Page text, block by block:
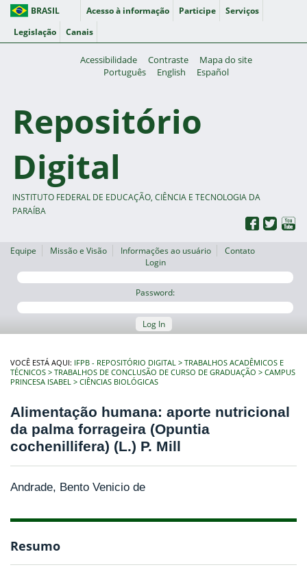
BRASIL Acesso à informação Participe
Serviços
Legislação
Canais
Acessibilidade Contraste
Mapa do site
Português
English Español
Repositório
Digital
INSTITUTO FEDERAL DE EDUCAÇÃO, CIÊNCIA E TECNOLOGIA DA
PARAÍBA
Equipe Missão e Visão Informações ao usuário
Contato
Login
Password:
Log In
VOCÊ ESTÁ AQUI: IFPB - REPOSITÓRIO DIGITAL
TRABALHOS ACADÊMICOS E
TÉCNICOS
TRABALHOS DE CONCLUSÃO DE CURSO DE GRADUAÇÃO
CAMPUS
PRINCESA ISABEL
CIÊNCIAS BIOLÓGICAS
Alimentação humana: aporte nutricional
da palma forrageira (Opuntia
cochenillifera) (L.) P. Mill
Andrade, Bento Venicio de
Resumo